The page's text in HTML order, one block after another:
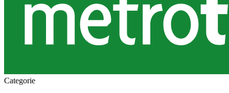
Categorie